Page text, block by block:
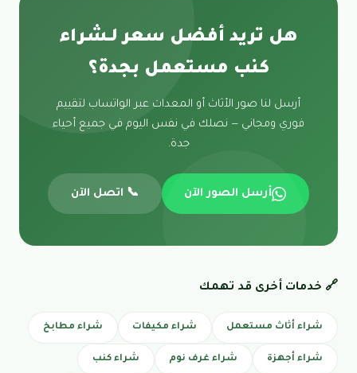
هل تريد أفضل سعر لـشراء
كنب مستعمل بجدة؟
أرسل لنا صور الأثاث أو المعدات عبر الواتساب لتقييم
فوري ومجاني — نصلك في نفس اليوم في جميع أحياء
جدة.
أرسل الصور الآن 📞 اتصل الآن
🔗 خدمات أخرى قد تهمك
شراء أثاث مستعمل شراء مكيفات شراء مطابخ
شراء أجهزة شراء غرف نوم شراء كنب